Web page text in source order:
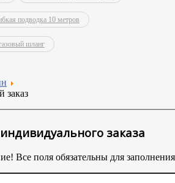
подводка 10 метров
шланг
заказ
заказа
Все поля обязательны для